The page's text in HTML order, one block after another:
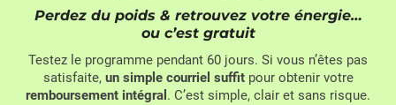
Perdez du poids & retrouvez votre énergie…
ou c’est gratuit
Testez le programme pendant 60 jours. Si vous n’êtes pas
satisfaite, un simple courriel suffitpour obtenir votre
remboursement intégral . C’est simple, clair et sans risque.